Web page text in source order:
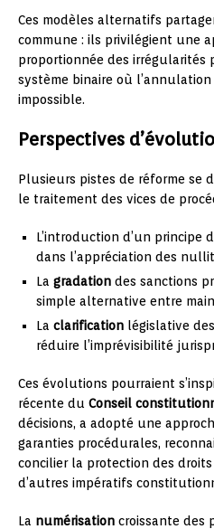
Ces modèles alternatifs
commune : ils privilégient une
proportionnée des
système binaire où
impossible.
Perspectives
Plusieurs pistes de réforme se
le traitement des vices de
L’introduction d’un principe
dans l’appréciation des
La gradation des sanctions
simple alternative entre
La clarification législative
réduire l’imprévisibilité
Ces évolutions pourraient
récente du Conseil
décisions, a adopté une
garanties procédurales,
concilier la protection des
d’autres impératifs
La numérisation croissante des